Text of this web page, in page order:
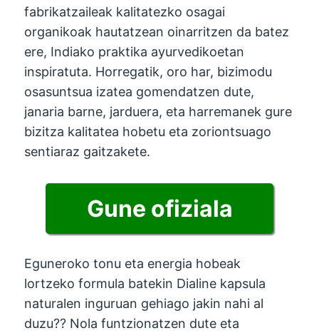
fabrikatzaileak kalitatezko osagai
organikoak hautatzean oinarritzen da batez
ere, Indiako praktika ayurvedikoetan
inspiratuta. Horregatik, oro har, bizimodu
osasuntsua izatea gomendatzen dute,
janaria barne, jarduera, eta harremanek gure
bizitza kalitatea hobetu eta zoriontsuago
sentiaraz gaitzakete.
Gune ofiziala
Eguneroko tonu eta energia hobeak
lortzeko formula batekin Dialine kapsula
naturalen inguruan gehiago jakin nahi al
duzu?? Nola funtzionatzen dute eta